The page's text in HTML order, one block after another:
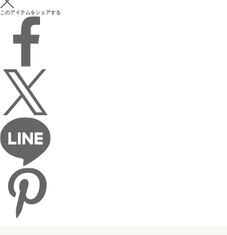
このアイテムをシェアする